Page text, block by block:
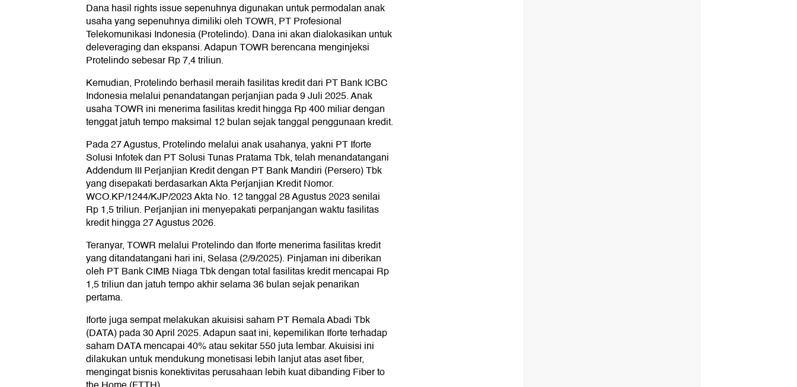
Dana hasil rights issue sepenuhnya digunakan untuk permodalan anak
usaha yang sepenuhnya dimiliki oleh TOWR, PT Profesional
Telekomunikasi Indonesia (Protelindo). Dana ini akan dialokasikan untuk
deleveraging dan ekspansi. Adapun TOWR berencana menginjeksi
Protelindo sebesar Rp 7,4 triliun.
Kemudian, Protelindo berhasil meraih fasilitas kredit dari PT Bank ICBC
Indonesia melalui penandatangan perjanjian pada 9 Juli 2025. Anak
usaha TOWR ini menerima fasilitas kredit hingga Rp 400 miliar dengan
tenggat jatuh tempo maksimal 12 bulan sejak tanggal penggunaan kredit.
Pada 27 Agustus, Protelindo melalui anak usahanya, yakni PT Iforte
Solusi Infotek dan PT Solusi Tunas Pratama Tbk, telah menandatangani
Addendum III Perjanjian Kredit dengan PT Bank Mandiri (Persero) Tbk
yang disepakati berdasarkan Akta Perjanjian Kredit Nomor.
WCO.KP/1244/KJP/2023 Akta No. 12 tanggal 28 Agustus 2023 senilai
Rp 1,5 triliun. Perjanjian ini menyepakati perpanjangan waktu fasilitas
kredit hingga 27 Agustus 2026.
Teranyar, TOWR melalui Protelindo dan Iforte menerima fasilitas kredit
yang ditandatangani hari ini, Selasa (2/9/2025). Pinjaman ini diberikan
oleh PT Bank CIMB Niaga Tbk dengan total fasilitas kredit mencapai Rp
1,5 triliun dan jatuh tempo akhir selama 36 bulan sejak penarikan
pertama.
Iforte juga sempat melakukan akuisisi saham PT Remala Abadi Tbk
(DATA) pada 30 April 2025. Adapun saat ini, kepemilikan Iforte terhadap
saham DATA mencapai 40% atau sekitar 550 juta lembar. Akuisisi ini
dilakukan untuk mendukung monetisasi lebih lanjut atas aset fiber,
mengingat bisnis konektivitas perusahaan lebih kuat dibanding Fiber to